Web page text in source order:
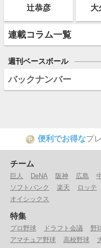
辻恭彦 大
連載コラム一覧
週刊ベースボール
バックナンバー
P 便利でお得なプ
チーム
巨人 DeNA 阪神 広島
ソフトバンク
楽天 ロッテ
オイシックス
特集
プロ野球 ドラフト会議
野
アマチュア野球
高校野球